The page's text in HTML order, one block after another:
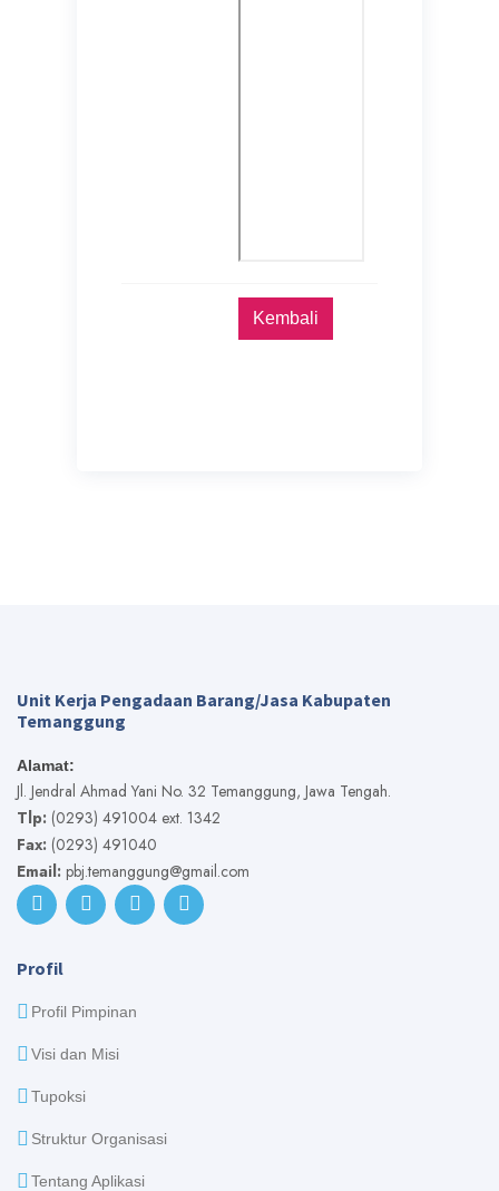
Kembali
Unit Kerja Pengadaan Barang/Jasa Kabupaten
Temanggung
Alamat:
Jl. Jendral Ahmad Yani No. 32 Temanggung, Jawa Tengah.
Tlp: (0293) 491004 ext. 1342
Fax: (0293) 491040
Email: pbj.temanggung@gmail.com
Profil
Profil Pimpinan
Visi dan Misi
Tupoksi
Struktur Organisasi
Tentang Aplikasi